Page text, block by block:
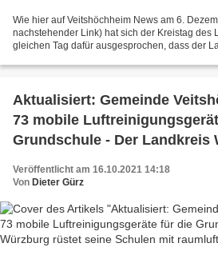
Wie hier auf Veitshöchheim News am 6.
nachstehender Link) hat sich der Kreistag des
gleichen Tag dafür ausgesprochen, dass der
Aktualisiert: Gemeinde
73 mobile
Grundschule - Der Landkreis
aus
Veröffentlicht am 16.10.2021 14:18
Von Dieter Gürz